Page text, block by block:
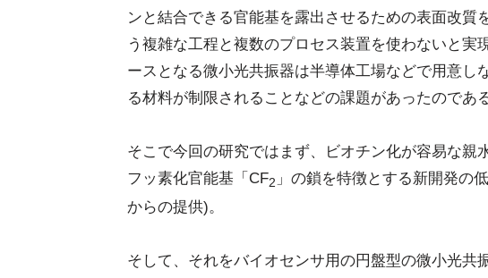
ンと結合できる官能基を露出させるための表面改質
う複雑な工程と複数のプロセス装置を使わないと
ースとなる微小光共振器は半導体工場などで用意し
る材料が制限されることなどの課題があったのである
そこで今回の研究ではまず、ビオチン化が容易な親
フッ素化官能基「CF2 」の鎖を特徴とする新開発の
からの提供)。
そして、それをバイオセンサ用の円盤型の微小光共